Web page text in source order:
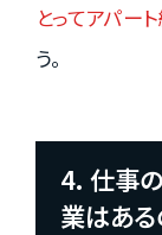
とってアパー
う。
4. 仕事
業はある